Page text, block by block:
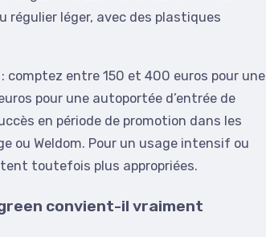
régulier léger, avec des plastiques
entre 150 et 400 euros pour une
pour une autoportée d’entrée de
en période de promotion dans les
ou Weldom. Pour un usage intensif ou
toutefois plus appropriées.
convient-il vraiment